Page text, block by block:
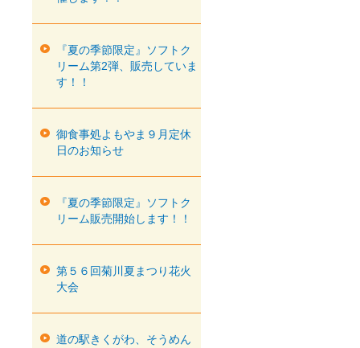
『夏の季節限定』ソフトク
リーム第2弾、販売していま
す！！
御食事処よもやま９月定休
日のお知らせ
『夏の季節限定』ソフトク
リーム販売開始します！！
第５６回菊川夏まつり花火
大会
道の駅きくがわ、そうめん